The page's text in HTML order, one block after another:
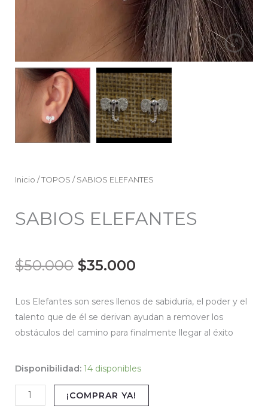
Inicio / TOPOS / SABIOS ELEFANTES
SABIOS ELEFANTES
$50.000 El
original
$50.000.
$35.000
actual
$35.000.
Los Elefantes son seres llenos de sabiduría, el poder y el
talento que de él se derivan ayudan a remover los
obstáculos del camino para finalmente llegar al éxito
Disponibilidad: 14 disponibles
SABIOS
ELEFANTES
cantidad
¡COMPRAR YA!